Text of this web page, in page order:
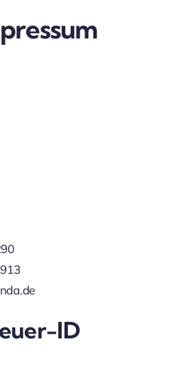
ID